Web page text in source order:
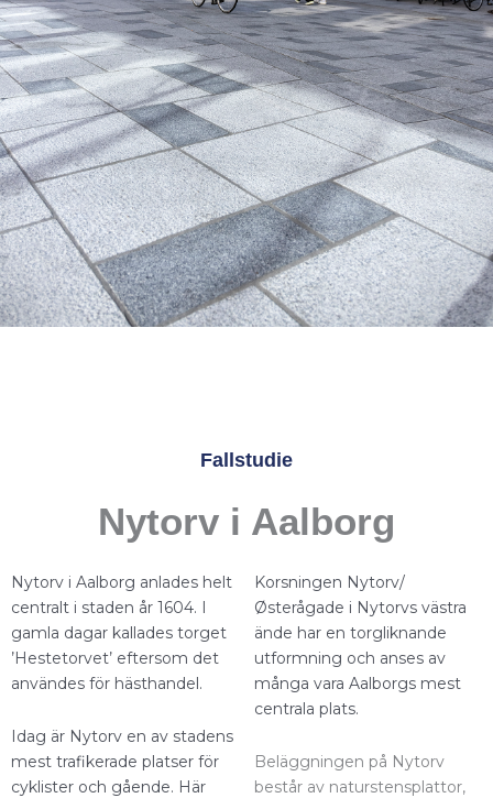
Fallstudie
Nytorv i Aalborg
Nytorv i Aalborg anlades helt
centralt i staden år 1604. I
gamla dagar kallades torget
’Hestetorvet’ eftersom det
användes för hästhandel.
Idag är Nytorv en av stadens
mest trafikerade platser för
cyklister och gående. Här
Korsningen Nytorv/
Østerågade i Nytorvs västra
ände har en torgliknande
utformning och anses av
många vara Aalborgs mest
centrala plats.
Beläggningen på Nytorv
består av naturstensplattor,